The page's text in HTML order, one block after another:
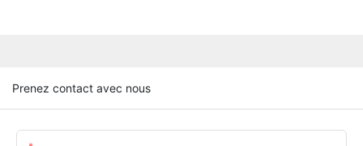
Prenez contact avec nous